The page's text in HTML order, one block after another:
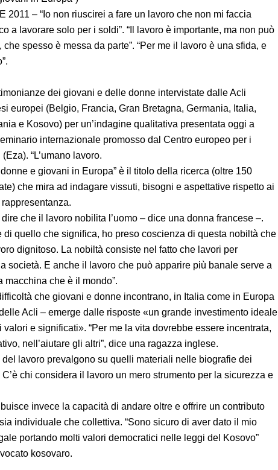
2011 – “Io non riuscirei a fare un lavoro che non mi faccia
a lavorare solo per i soldi”. “Il lavoro è importante, ma non può
spesso è messa da parte”. “Per me il lavoro è una sfida, e
dei giovani e delle donne intervistate dalle Acli
europei (Belgio, Francia, Gran Bretagna, Germania, Italia,
e Kosovo) per un’indagine qualitativa presentata oggi a
internazionale promosso dal Centro europeo per i
“L’umano lavoro.
e giovani in Europa” è il titolo della ricerca (oltre 150
che mira ad indagare vissuti, bisogni e aspettative rispetto ai
che il lavoro nobilita l’uomo – dice una donna francese –.
di quello che significa, ho preso coscienza di questa nobiltà che
dignitoso. La nobiltà consiste nel fatto che lavori per
società. E anche il lavoro che può apparire più banale serve a
macchina che è il mondo”.
che giovani e donne incontrano, in Italia come in Europa
Acli – emerge dalle risposte «un grande investimento ideale
e significati». “Per me la vita dovrebbe essere incentrata,
nell’aiutare gli altri”, dice una ragazza inglese.
del lavoro prevalgono su quelli materiali nelle biografie dei
chi considera il lavoro un mero strumento per la sicurezza e
invece la capacità di andare oltre e offrire un contributo
individuale che collettiva. “Sono sicuro di aver dato il mio
portando molti valori democratici nelle leggi del Kosovo”
kosovaro.